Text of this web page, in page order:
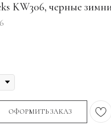
KW306, черные
ОФОРМИТЬ ЗАКАЗ